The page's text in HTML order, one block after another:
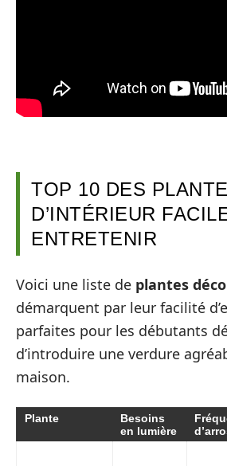
TOP 10 DES
D’INTÉRIEUR
ENTRETENIR
Voici une liste de plantes
démarquent par leur facilité
parfaites pour les débutants
d’introduire une verdure
maison.
Plante
Besoins
en lumière